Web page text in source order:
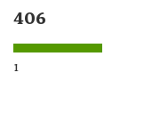
406
1